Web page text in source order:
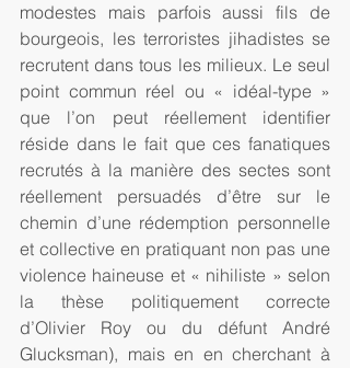
modestes mais parfois aussi fils de
bourgeois, les terroristes jihadistes se
recrutent dans tous les milieux. Le seul
point commun réel ou « idéal-type »
que l’on peut réellement identifier
réside dans le fait que ces fanatiques
recrutés à la manière des sectes sont
réellement persuadés d’être sur le
chemin d’une rédemption personnelle
et collective en pratiquant non pas une
violence haineuse et « nihiliste » selon
la thèse politiquement correcte
d’Olivier Roy ou du défunt André
Glucksman), mais en en cherchant à